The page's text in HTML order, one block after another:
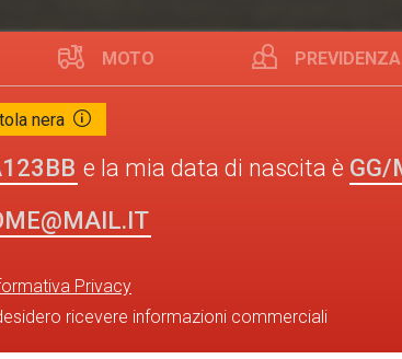
MOTO PREVIDENZA
nera
e la mia data di nascita è
Privacy
ricevere informazioni commerciali